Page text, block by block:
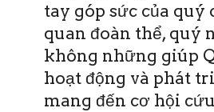
tay góp sức của quý
quan đoàn thể, quý
không những giúp
hoạt động và phát
mang đến cơ hội